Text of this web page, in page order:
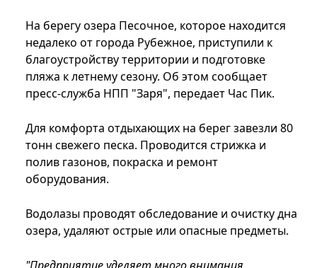
На берегу озера Песочное, которое находится
недалеко от города Рубежное, приступили к
благоустройству территории и подготовке
пляжа к летнему сезону. Об этом сообщает
пресс-служба НПП "Заря", передает Час Пик.
Для комфорта отдыхающих на берег завезли 80
тонн свежего песка. Проводится стрижка и
полив газонов, покраска и ремонт
оборудования.
Водолазы проводят обследование и очистку дна
озера, удаляют острые или опасные предметы.